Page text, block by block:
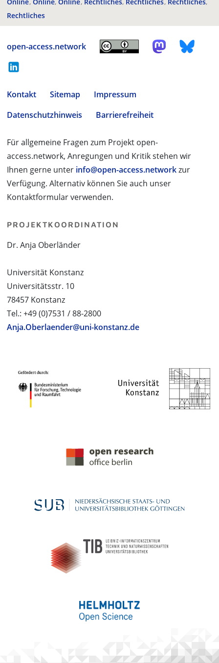
Rechtliches
open-access.network
Kontakt Sitemap
Impressum
Datenschutzhinweis
Barrierefreiheit
Für allgemeine Fragen zum Projekt open-
access.network, Anregungen und Kritik stehen wir
Ihnen gerne unter info@open-access.networkzur
Verfügung. Alternativ können Sie auch unser
Kontaktformular verwenden.
PROJEKTKOORDINATION
Dr. Anja Oberländer
Universität Konstanz
Universitätsstr. 10
78457 Konstanz
Tel.: +49 (0)7531 / 88-2800
Anja.Oberlaender@uni-konstanz.de